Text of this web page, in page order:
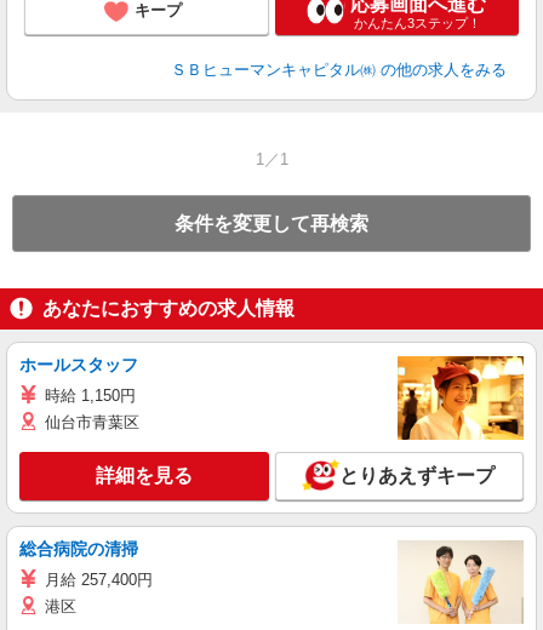
キープ 応募画面へ進む
かんたん3ステップ！
ＳＢヒューマンキャピタル㈱ の他の求人をみる
1／1
条件を変更して再検索
あなたにおすすめの求人情報
ホールスタッフ
時給 1,150円
仙台市青葉区
詳細を見る とりあえずキープ
総合病院の清掃
月給 257,400円
港区